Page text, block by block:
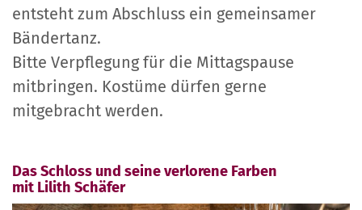
entsteht zum Abschluss ein gemeinsamer
Bändertanz.
Bitte Verpflegung für die Mittagspause
mitbringen. Kostüme dürfen gerne
mitgebracht werden.
Das Schloss und seine verlorene Farben
mit Lilith Schäfer